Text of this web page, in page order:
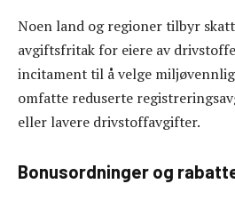
Noen land og regioner tilbyr
avgiftsfritak for eiere av
incitament til å velge
omfatte reduserte
eller lavere drivstoffavgifter.
Bonusordninger og